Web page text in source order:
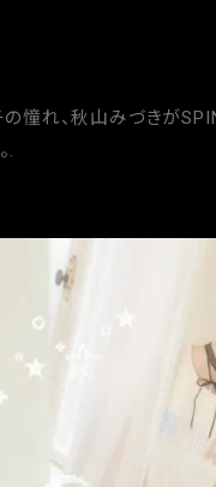
憧れ、秋山みづきが
.